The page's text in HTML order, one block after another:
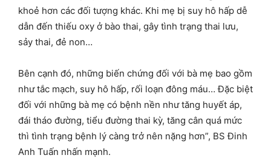
khoẻ hơn các đối tượng khác. Khi mẹ bị suy hô hấp dễ
dẫn đến thiếu oxy ở bào thai, gây tình trạng thai lưu,
sảy thai, đẻ non…
Bên cạnh đó, những biến chứng đối với bà mẹ bao gồm
như tắc mạch, suy hô hấp, rối loạn đông máu… Đặc biệt
đối với những bà mẹ có bệnh nền như tăng huyết áp,
đái tháo đường, tiểu đường thai kỳ, tăng cân quá mức
thì tình trạng bệnh lý càng trở nên nặng hơn”, BS Đinh
Anh Tuấn nhấn mạnh.